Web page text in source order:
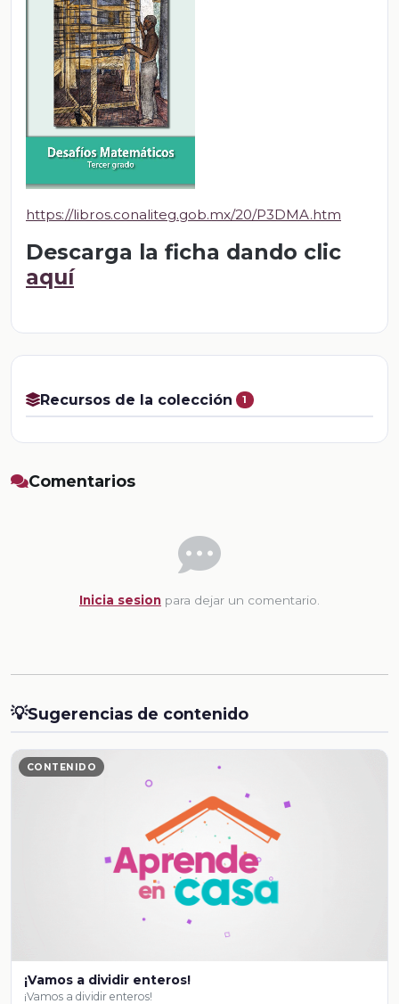
https://libros.conaliteg.gob.mx/20/P3DMA.htm
Descarga la ficha dando clic
aquí
Recursos de la colección 1
Comentarios
Inicia sesion para dejar un comentario.
💡Sugerencias de contenido
CONTENIDO
¡Vamos a dividir enteros!
¡Vamos a dividir enteros!